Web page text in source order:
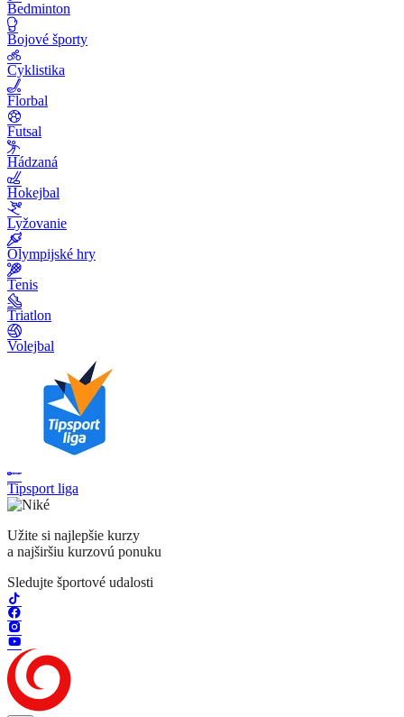
Bedminton
Bojové športy
Cyklistika
Florbal
Futsal
Hádzaná
Hokejbal
Lyžovanie
Olympijské hry
Tenis
Triatlon
Volejbal
Tipsport liga
Užite si najlepšie kurzy
a najširšiu kurzovú ponuku
Sledujte športové udalosti